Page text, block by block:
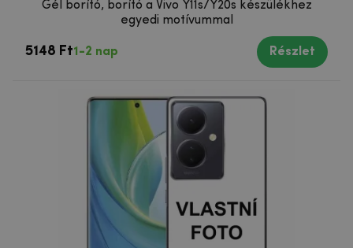
Gél borító, borító a Vivo Y11s/Y20s készülékhez
egyedi motívummal
5148 Ft1-2 nap Részlet